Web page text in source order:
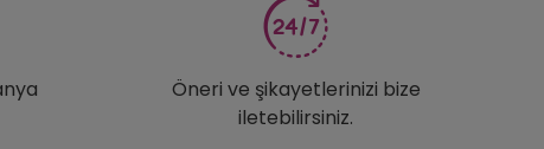
Öneri ve şikayetlerinizi bize
iletebilirsiniz.